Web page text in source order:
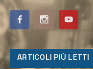
ARTICOLI PIÙ LETTI